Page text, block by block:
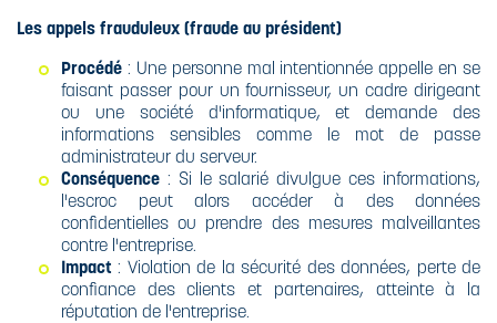
Les appels frauduleux (fraude au président)
Procédé : Une personne mal intentionnée appelle en se
faisant passer pour un fournisseur, un cadre dirigeant
ou une société d'informatique, et demande des
informations sensibles comme le mot de passe
administrateur du serveur.
Conséquence : Si le salarié divulgue ces informations,
l'escroc peut alors accéder à des données
confidentielles ou prendre des mesures malveillantes
contre l'entreprise.
Impact : Violation de la sécurité des données, perte de
confiance des clients et partenaires, atteinte à la
réputation de l'entreprise.